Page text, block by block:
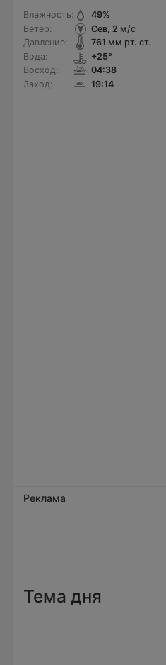
Влажность:
Ветер:
Давление:
Вода:
Восход:
Заход:
49%
Сев, 2 м/с
761 мм рт. ст.
+25°
04:38
19:14
Реклама
Тема дня